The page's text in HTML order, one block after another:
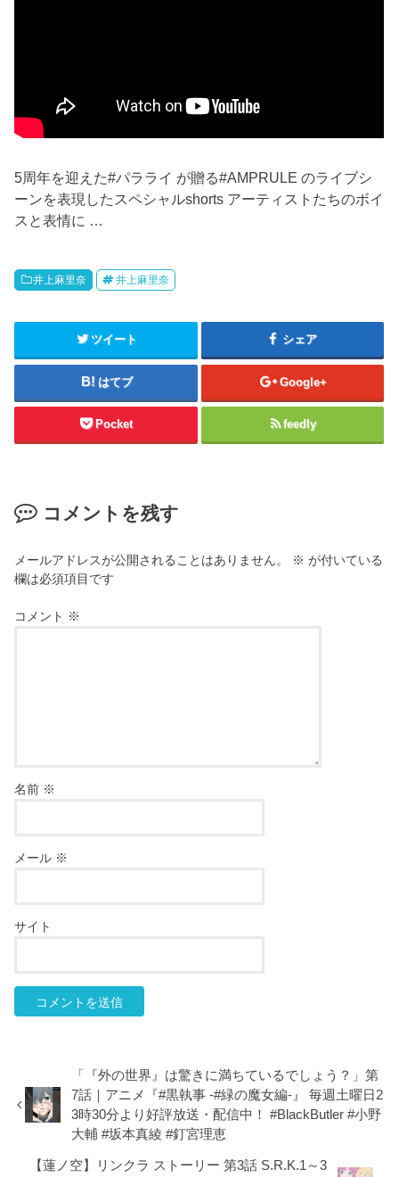
5周年を迎えた#パラライ が贈る#AMPRULE のライブシ
ーンを表現したスペシャルshorts アーティストたちのボイ
スと表情に …
井上麻里奈 井上麻里奈
ツイート シェア
はてブ Google+
Pocket feedly
コメントを残す
メールアドレスが公開されることはありません。 ※ が付いている
欄は必須項目です
コメント ※
名前 ※
メール ※
サイト
「『外の世界』は驚きに満ちているでしょう？」第
7話｜アニメ『#黒執事 -#緑の魔女編-』 毎週土曜日2
3時30分より好評放送・配信中！ #BlackButler #小野
大輔 #坂本真綾 #釘宮理恵
【蓮ノ空】リンクラ ストーリー 第3話 S.R.K.1～3